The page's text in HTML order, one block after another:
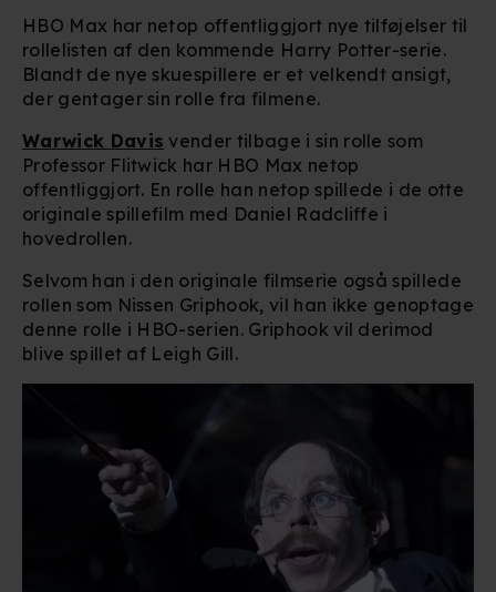
HBO Max har netop offentliggjort nye tilføjelser til
rollelisten af den kommende Harry Potter-serie.
Blandt de nye skuespillere er et velkendt ansigt,
der gentager sin rolle fra filmene.
Warwick Davis vender tilbage i sin rolle som
Professor Flitwick har HBO Max netop
offentliggjort. En rolle han netop spillede i de otte
originale spillefilm med Daniel Radcliffe i
hovedrollen.
Selvom han i den originale filmserie også spillede
rollen som Nissen Griphook, vil han ikke genoptage
denne rolle i HBO-serien. Griphook vil derimod
blive spillet af Leigh Gill.